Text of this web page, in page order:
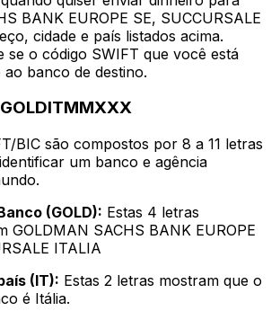
BANK EUROPE SE, SUCCURSALE
cidade e país listados acima.
se o código SWIFT que você está
banco de destino.
BIC são compostos por 8 a 11 letras
um banco e agência
(GOLD): Estas 4 letras
GOLDMAN SACHS BANK EUROPE
ITALIA
(IT): Estas 2 letras mostram que o
é Itália.